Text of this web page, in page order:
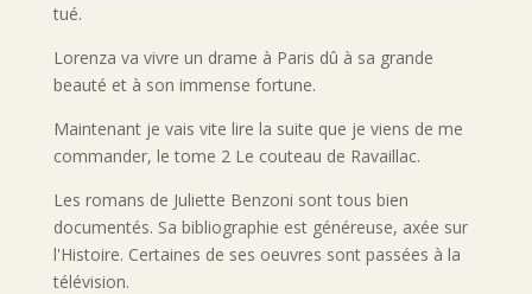
tué.
Lorenza va vivre un drame à Paris dû à sa grande
beauté et à son immense fortune.
Maintenant je vais vite lire la suite que je viens de me
commander, le tome 2 Le couteau de Ravaillac.
Les romans de Juliette Benzoni sont tous bien
documentés. Sa bibliographie est généreuse, axée sur
l'Histoire. Certaines de ses oeuvres sont passées à la
télévision.